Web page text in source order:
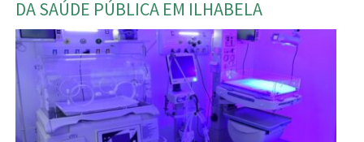
DA SAÚDE PÚBLICA EM ILHABELA